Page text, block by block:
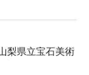
梨県立宝石美術